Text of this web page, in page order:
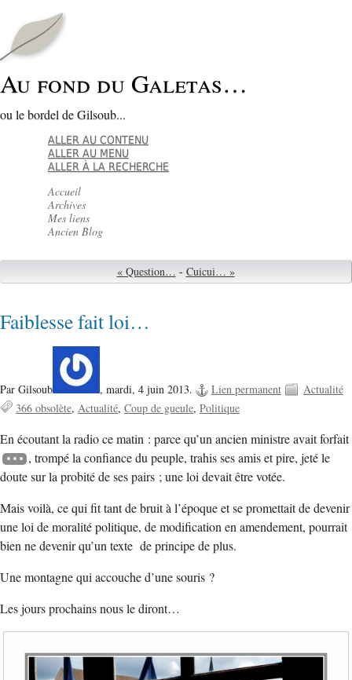
Au fond du Galetas…
ou le bordel de Gilsoub...
ALLER AU CONTENU
ALLER AU MENU
ALLER À LA RECHERCHE
Accueil
Archives
Mes liens
Ancien Blog
« Question… - Cuicui… »
Faiblesse fait loi…
Par Gilsoub , mardi, 4 juin 2013. Lien permanent
Actualité
366 obsolète Actualité Coup de gueule Politique
En écoutant la radio ce matin : parce qu’un ancien ministre avait forfait
, trompé la confiance du peuple, trahis ses amis et pire, jeté le
doute sur la probité de ses pairs ; une loi devait être votée.
Mais voilà, ce qui fit tant de bruit à l’époque et se promettait de devenir
une loi de moralité politique, de modification en amendement, pourrait
bien ne devenir qu’un texte de principe de plus.
Une montagne qui accouche d’une souris ?
Les jours prochains nous le diront…